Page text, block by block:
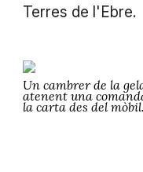
Terres de l'Ebre.
Un cambrer de la
atenent una
la carta des del